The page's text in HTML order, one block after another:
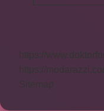
https://
https://
Sitemap